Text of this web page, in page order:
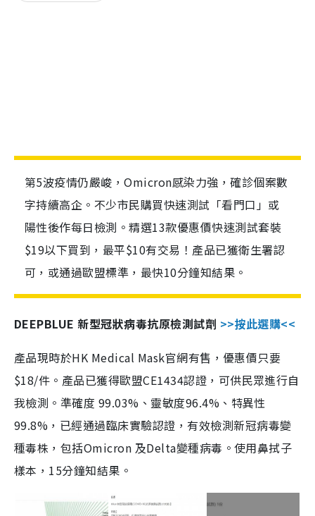
第5波疫情仍嚴峻，Omicron感染力強，確診個案數
字持續高企。不少市民購買快速測試「看門口」或
陽性後作每日檢測。精選13款優惠價快速測試套裝
$19以下買到，最平$10有交易！產品已獲衛生署認
可，或通過歐盟標準，最快10分鐘知結果。
DEEPBLUE 新型冠狀病毒抗原檢測試劑 >>按此選購<<
產品現時於HK Medical Mask官網有售，優惠價只要
$18/件。產品已獲得歐盟CE1434認證，可供民眾進行自
我檢測。準確度 99.03%、靈敏度96.4%、特異性
99.8%，已經通過臨床實驗認證，有效檢測新冠病毒變
種毒株，包括Omicron 及Delta變種病毒。使用鼻拭子
樣本，15分鐘知結果。